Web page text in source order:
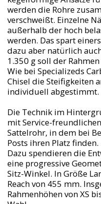
werden die Rohre
verschweißt. Einzelne
außerhalb der hoch
werden. Das spart
dazu aber natürlich
1.350 g soll der
Wie bei Specializeds
Chisel die Steifigkeiten
individuell abgestimmt.
Die Technik im
mit Service-
Sattelrohr, in dem bei
Posts ihren Platz finden.
Dazu spendieren die
eine progressive
Sitz-Winkel. In Größe
Reach von 455 mm.
Rahmenhöhen von XS